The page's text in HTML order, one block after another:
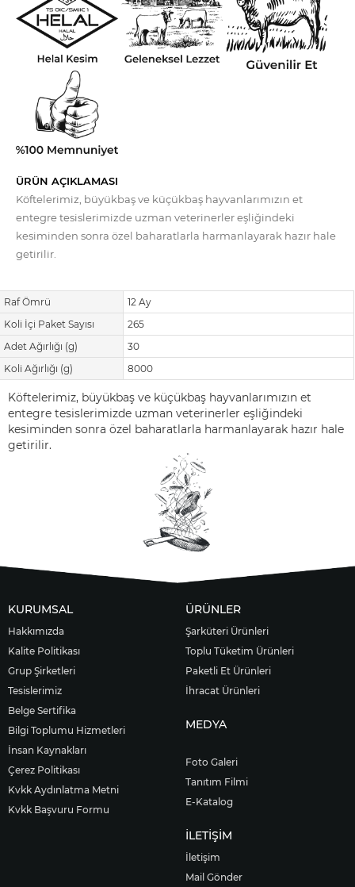
Köftelerimiz, büyükbaş ve küçükbaş hayvanlarımızın et
entegre tesislerimizde uzman veterinerler eşliğindeki
kesiminden sonra özel baharatlarla harmanlayarak hazır hale
getirilir.
Raf Ömrü
12 Ay
Koli İçi Paket Sayısı
265
Adet Ağırlığı (g)
30
Koli Ağırlığı (g)
8000
Köftelerimiz, büyükbaş ve küçükbaş hayvanlarımızın et
entegre tesislerimizde uzman veterinerler eşliğindeki
kesiminden sonra özel baharatlarla harmanlayarak hazır hale
getirilir.
KURUMSAL
Hakkımızda
Kalite Politikası
Grup Şirketleri
Tesislerimiz
Belge Sertifika
Bilgi Toplumu Hizmetleri
İnsan Kaynakları
Çerez Politikası
Kvkk Aydınlatma Metni
Kvkk Başvuru Formu
ÜRÜNLER
Şarküteri Ürünleri
Toplu Tüketim Ürünleri
Paketli Et Ürünleri
İhracat Ürünleri
MEDYA
Foto Galeri
Tanıtım Filmi
E-Katalog
İLETİŞİM
İletişim
Mail Gönder